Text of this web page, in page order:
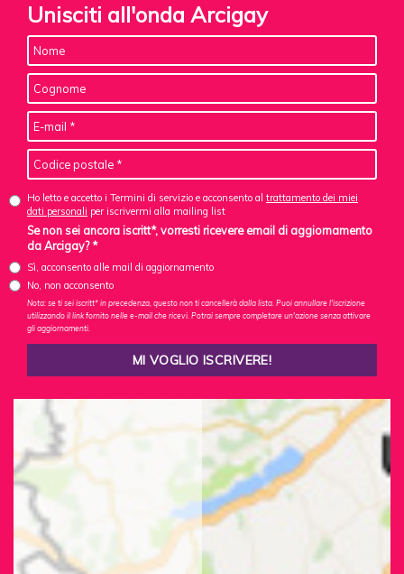
Unisciti all'onda Arcigay
Ho letto e accetto i Termini di servizio e acconsento al trattamento dei miei
dati personali per iscrivermi alla mailing list
Se non sei ancora iscritt*, vorresti ricevere email di aggiornamento
da Arcigay? *
Sì, acconsento alle mail di aggiornamento
No, non acconsento
Nota: se ti sei iscritt* in precedenza, questo non ti cancellerà dalla lista. Puoi annullare l'iscrizione
utilizzando il link fornito nelle e-mail che ricevi. Potrai sempre completare un'azione senza attivare
gli aggiornamenti.